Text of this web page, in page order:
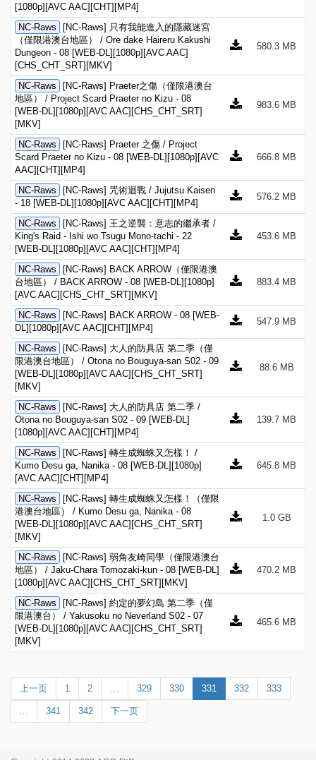
[1080p][AVC AAC][CHT][MP4]
NC-Raws
[NC-Raws] 只有我能進入的隱藏迷宮
（僅限港澳台地區） / Ore dake Haireru Kakushi
Dungeon - 08 [WEB-DL][1080p][AVC AAC]
[CHS_CHT_SRT][MKV]
580.3 MB
NC-Raws
[NC-Raws] Praeter之傷（僅限港澳台
地區） / Project Scard Praeter no Kizu - 08
[WEB-DL][1080p][AVC AAC][CHS_CHT_SRT]
[MKV]
983.6 MB
NC-Raws
[NC-Raws] Praeter 之傷 / Project
Scard Praeter no Kizu - 08 [WEB-DL][1080p][AVC
AAC][CHT][MP4]
666.8 MB
NC-Raws
[NC-Raws] 咒術迴戰 / Jujutsu Kaisen
- 18 [WEB-DL][1080p][AVC AAC][CHT][MP4]
576.2 MB
NC-Raws
[NC-Raws] 王之逆襲：意志的繼承者 /
King's Raid - Ishi wo Tsugu Mono-tachi - 22
[WEB-DL][1080p][AVC AAC][CHT][MP4]
453.6 MB
NC-Raws
[NC-Raws] BACK ARROW（僅限港澳
台地區） / BACK ARROW - 08 [WEB-DL][1080p]
[AVC AAC][CHS_CHT_SRT][MKV]
883.4 MB
NC-Raws
[NC-Raws] BACK ARROW - 08 [WEB-
DL][1080p][AVC AAC][CHT][MP4]
547.9 MB
NC-Raws
[NC-Raws] 大人的防具店 第二季（僅
限港澳台地區） / Otona no Bouguya-san S02 - 09
[WEB-DL][1080p][AVC AAC][CHS_CHT_SRT]
[MKV]
88.6 MB
NC-Raws
[NC-Raws] 大人的防具店 第二季 /
Otona no Bouguya-san S02 - 09 [WEB-DL]
[1080p][AVC AAC][CHT][MP4]
139.7 MB
NC-Raws
[NC-Raws] 轉生成蜘蛛又怎樣！ /
Kumo Desu ga, Nanika - 08 [WEB-DL][1080p]
[AVC AAC][CHT][MP4]
645.8 MB
NC-Raws
[NC-Raws] 轉生成蜘蛛又怎樣！（僅限
港澳台地區） / Kumo Desu ga, Nanika - 08
[WEB-DL][1080p][AVC AAC][CHS_CHT_SRT]
[MKV]
1.0 GB
NC-Raws
[NC-Raws] 弱角友崎同學（僅限港澳台
地區） / Jaku-Chara Tomozaki-kun - 08 [WEB-DL]
[1080p][AVC AAC][CHS_CHT_SRT][MKV]
470.2 MB
NC-Raws
[NC-Raws] 約定的夢幻島 第二季（僅
限港澳台） / Yakusoku no Neverland S02 - 07
[WEB-DL][1080p][AVC AAC][CHS_CHT_SRT]
[MKV]
465.6 MB
上一页 1 2 … 329 330 331 332 333
… 341 342 下一页